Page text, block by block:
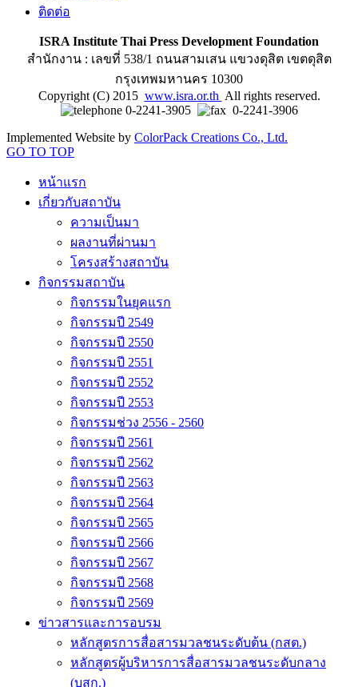
ติดต่อ
ISRA Institute Thai Press Development Foundation
สำนักงาน : เลขที่ 538/1 ถนนสามเสน แขวงดุสิต เขตดุสิต
กรุงเทพมหานคร 10300
Copyright (C) 2015 www.isra.or.th All rights reserved.
0-2241-3905
0-2241-3906
Implemented Website by ColorPack Creations Co., Ltd.
GO TO TOP
หน้าแรก
เกี่ยวกับสถาบัน
ความเป็นมา
ผลงานที่ผ่านมา
โครงสร้างสถาบัน
กิจกรรมสถาบัน
กิจกรรมในยุคแรก
กิจกรรมปี 2549
กิจกรรมปี 2550
กิจกรรมปี 2551
กิจกรรมปี 2552
กิจกรรมปี 2553
กิจกรรมช่วง 2556 - 2560
กิจกรรมปี 2561
กิจกรรมปี 2562
กิจกรรมปี 2563
กิจกรรมปี 2564
กิจกรรมปี 2565
กิจกรรมปี 2566
กิจกรรมปี 2567
กิจกรรมปี 2568
กิจกรรมปี 2569
ข่าวสารและการอบรม
หลักสูตรการสื่อสารมวลชนระดับต้น (กสต.)
หลักสูตรผู้บริหารการสื่อสารมวลชนระดับกลาง
(บสก.)